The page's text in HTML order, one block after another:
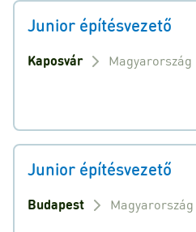
Junior építésvezető
Kaposvár Magyarország
Junior építésvezető
Budapest Magyarország